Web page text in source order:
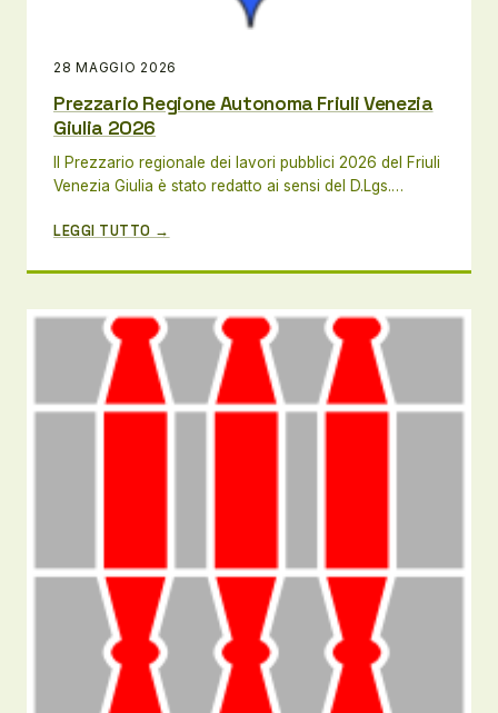
28 MAGGIO 2026
Prezzario Regione Autonoma Friuli Venezia
Giulia 2026
Il Prezzario regionale dei lavori pubblici 2026 del Friuli
Venezia Giulia è stato redatto ai sensi del D.Lgs.…
LEGGI TUTTO →